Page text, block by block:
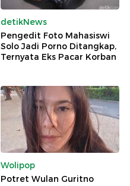
detikNews
Pengedit Foto Mahasiswi
Solo Jadi Porno Ditangkap,
Ternyata Eks Pacar Korban
Wolipop
Potret Wulan Guritno